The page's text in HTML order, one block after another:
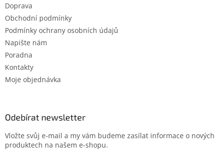
Doprava
Obchodní podmínky
Podmínky ochrany osobních údajů
Napište nám
Poradna
Kontakty
Moje objednávka
Odebírat newsletter
Vložte svůj e-mail a my vám budeme zasílat informace o nových
produktech na našem e-shopu.